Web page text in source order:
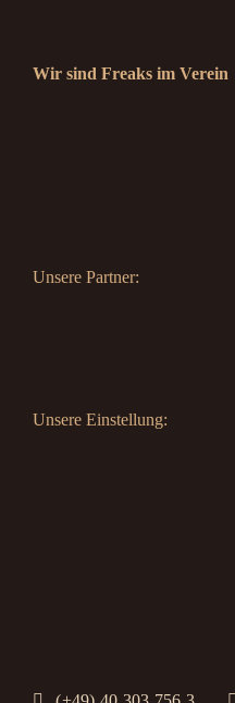
Wir sind Freaks im Verein
Unsere Partner:
Unsere Einstellung: